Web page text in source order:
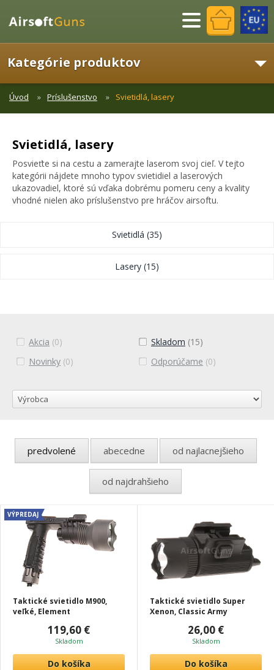
Menu
Kategórie produktov
Úvod Príslušenstvo Svietidlá, lasery
Svietidlá, lasery
Posvieťte si na cestu a zamerajte laserom svoj cieľ. V tejto
kategórii nájdete mnoho typov svietidiel a laserových
ukazovadiel, ktoré sú vďaka dobrému pomeru ceny a kvality
vhodné nielen ako príslušenstvo pre hráčov airsoftu.
Svietidlá (35)
Lasery (15)
Akcia (0) Skladom (15)
Novinky (0) Odporúčame (0)
predvolené abecedne od najlacnejšieho
od najdrahšieho
Taktické svietidlo M900,
veľké, Element
119,60 €
Skladom
VÝPREDAJ
Do košíka
Taktické svietidlo Super
Xenon, Classic Army
26,00 €
Skladom
Do košíka